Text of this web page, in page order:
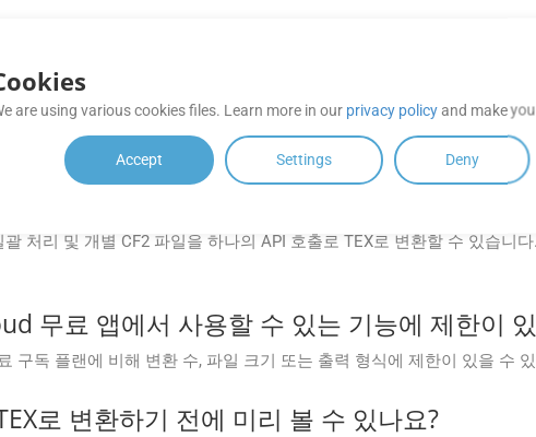
Drive와 같은 클라우드 스토리지 제공
인기 있는 클라우드 스토리지 플랫폼과 내장된 통합을 제공하여 중간
API를 사용하여 대량 CF2에서 TEX로의 변환
처리 및 개별 CF2 파일을 하나의 API 호출로 TEX로 변환할 수 있습니
무료 앱에서 사용할 수 있는 기능에 제한이
구독 플랜에 비해 변환 수, 파일 크기 또는 출력 형식에 제한이 있을 수
로 변환하기 전에 미리 볼 수 있나요?
are using various cookies files. Learn more in our privacy policyand make
Accept Settings Deny